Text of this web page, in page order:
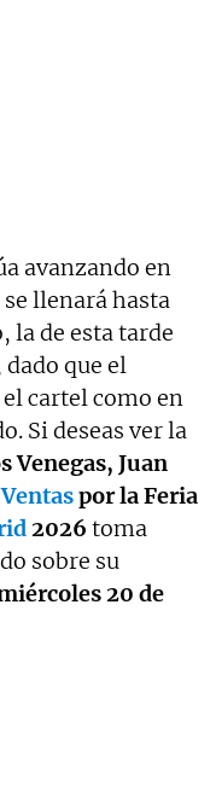
avanzando en
llenará hasta
la de esta tarde
dado que el
cartel como en
Si deseas ver la
Venegas, Juan
por la Feria
2026 toma
sobre su
20 de